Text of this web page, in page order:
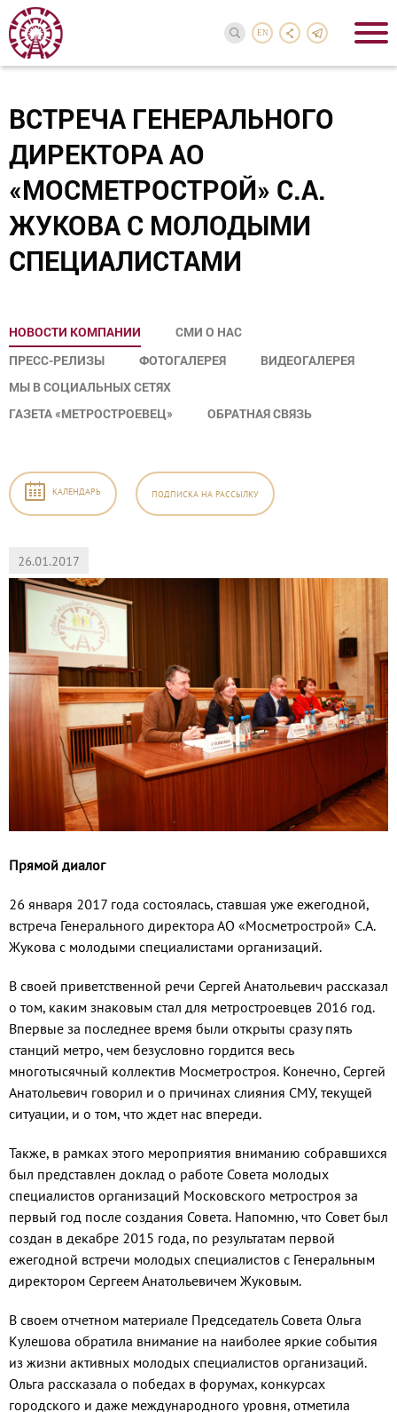
EN
ВСТРЕЧА ГЕНЕРАЛЬНОГО
ДИРЕКТОРА АО
«МОСМЕТРОСТРОЙ» С.А.
ЖУКОВА С МОЛОДЫМИ
СПЕЦИАЛИСТАМИ
НОВОСТИ КОМПАНИИ
СМИ О НАС
ПРЕСС-РЕЛИЗЫ
ФОТОГАЛЕРЕЯ
ВИДЕОГАЛЕРЕЯ
МЫ В СОЦИАЛЬНЫХ СЕТЯХ
ГАЗЕТА «МЕТРОСТРОЕВЕЦ»
ОБРАТНАЯ СВЯЗЬ
КАЛЕНДАРЬ ПОДПИСКА НА РАССЫЛКУ
26.01.2017
Прямой диалог
26 января 2017 года состоялась, ставшая уже ежегодной,
встреча Генерального директора АО «Мосметрострой» С.А.
Жукова с молодыми специалистами организаций.
В своей приветственной речи Сергей Анатольевич рассказал
о том, каким знаковым стал для метростроевцев 2016 год.
Впервые за последнее время были открыты сразу пять
станций метро, чем безусловно гордится весь
многотысячный коллектив Мосметростроя. Конечно, Сергей
Анатольевич говорил и о причинах слияния СМУ, текущей
ситуации, и о том, что ждет нас впереди.
Также, в рамках этого мероприятия вниманию собравшихся
был представлен доклад о работе Совета молодых
специалистов организаций Московского метростроя за
первый год после создания Совета. Напомню, что Совет был
создан в декабре 2015 года, по результатам первой
ежегодной встречи молодых специалистов с Генеральным
директором Сергеем Анатольевичем Жуковым.
В своем отчетном материале Председатель Совета Ольга
Кулешова обратила внимание на наиболее яркие события
из жизни активных молодых специалистов организаций.
Ольга рассказала о победах в форумах, конкурсах
городского и даже международного уровня, отметила